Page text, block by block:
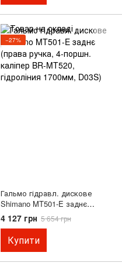
−27%
Гальмо гідравл. дискове
Shimano MT501-E заднє
(права ручка, 4-поршн.
каліпер BR-MT520, гідроліния
1700мм, D03S)
4 127 грн 5 654 грн
Купити